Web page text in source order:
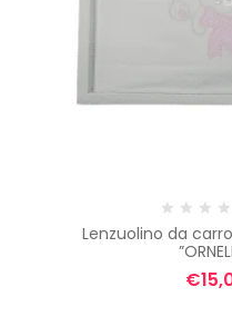
Lenzuolino da
€